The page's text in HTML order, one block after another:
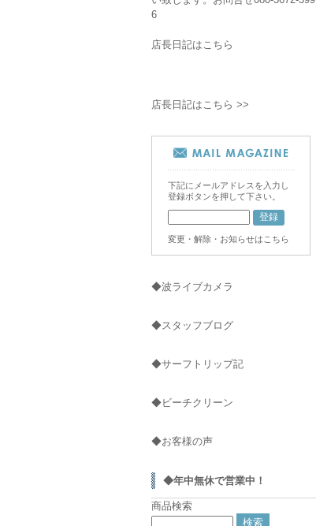
6
店長日記はこちら
店長日記はこちら >>
下記にメールアドレスを入力し
登録ボタンを押して下さい。
変更・解除・お知らせはこちら
◆波ライブカメラ
◆スタッフブログ
◆サーフトリップ記
◆ビーチクリーン
◆お客様の声
◆年中無休で営業中！
商品検索